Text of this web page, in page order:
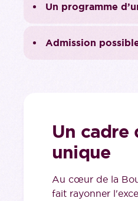
Un programme
Admission
Un cadre
unique
Au cœur de la
fait rayonner